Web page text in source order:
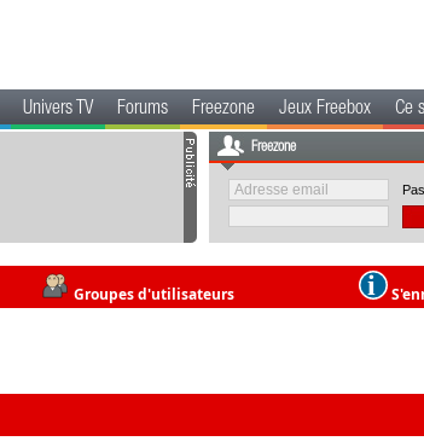
Univers TV Forums Freezone Jeux Freebox Ce
Freezone
Groupes d'utilisateurs